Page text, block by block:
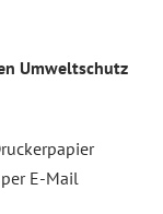
Umweltschutz
E-Mail